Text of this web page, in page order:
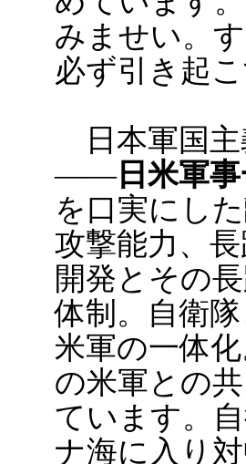
みませい。
必ず引き起
日本軍国主
――日米軍
を口実にし
攻撃能力、
開発とその
体制。自衛
米軍の一体
の米軍との
ています。
ナ海に入り